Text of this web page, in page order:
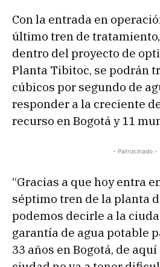
Con la entrada en
último tren de
dentro del proyecto de
Planta Tibitoc, se podrán
cúbicos por segundo de
responder a la creciente
recurso en Bogotá y 11
- Patrocinado -
“Gracias a que hoy entra
séptimo tren de la planta
podemos decirle a la
garantía de agua potable
33 años en Bogotá, de